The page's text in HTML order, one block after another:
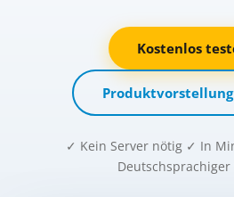
Kostenlos
✓ Kein Server nötig ✓ In